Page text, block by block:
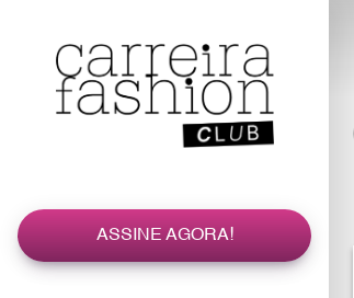
ASSINE AGORA!